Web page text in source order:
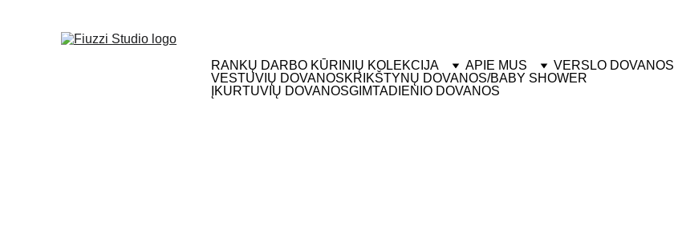
RANKŲ DARBO KŪRINIŲ KOLEKCIJA APIE MUS
VERSLO DOVANOS
VESTUVIŲ DOVANOSKRIKŠTYNŲ DOVANOS/BABY SHOWER
ĮKURTUVIŲ DOVANOSGIMTADIENIO DOVANOS